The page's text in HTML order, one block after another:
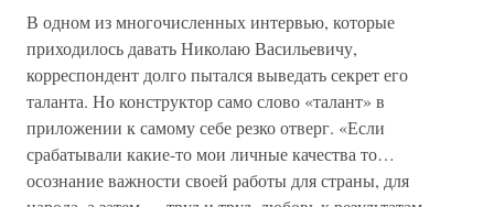
В одном из многочисленных интервью, которые
приходилось давать Николаю Васильевичу,
корреспондент долго пытался выведать секрет его
таланта. Но конструктор само слово «талант» в
приложении к самому себе резко отверг. «Если
срабатывали какие-то мои личные качества то…
осознание важности своей работы для страны, для